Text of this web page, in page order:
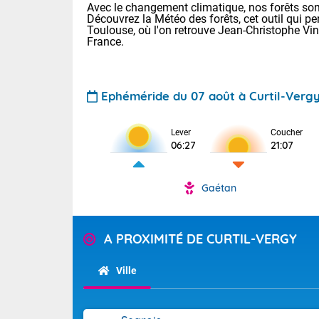
Pour la
Tendance
Avec le changement climatique, nos forêts
Découvrez la Météo des forêts, cet outil qui
Toulouse, où l'on retrouve Jean-Christophe
France.
Ephéméride du 07 août à Curtil-Vergy
Lever
06:27
Coucher
21:07
Gaétan
A PROXIMITÉ DE CURTIL-VERGY
Ville
Voici les
22/14 Paris :
Clermont-
Lille : 25/15
Demain
Très